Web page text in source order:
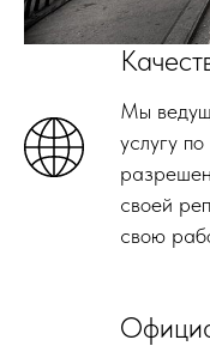
Мы
услугу
своей
свою